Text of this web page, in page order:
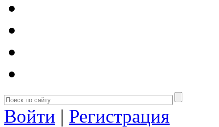
Войти | Регистрация